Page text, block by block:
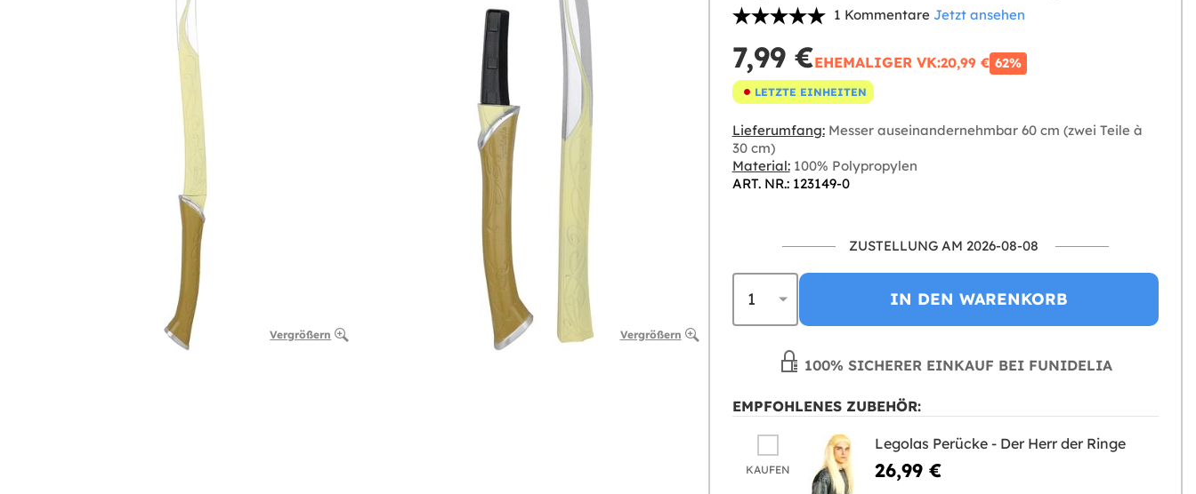
Vergrößern Vergrößern
1 Kommentare Jetzt ansehen
7,99 €EHEMALIGER VK:20,99 € 62%
LETZTE EINHEITEN
Lieferumfang:Messer auseinandernehmbar 60 cm (zwei Teile à
30 cm)
Material:100% Polypropylen
ART. NR.: 123149-0
ZUSTELLUNG AM 2026-08-08
IN DEN WARENKORB
100% SICHERER EINKAUF BEI FUNIDELIA
EMPFOHLENES ZUBEHÖR:
KAUFEN
Legolas Perücke - Der Herr der Ringe
26,99 €